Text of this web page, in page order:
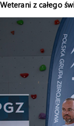
Weterani z całego